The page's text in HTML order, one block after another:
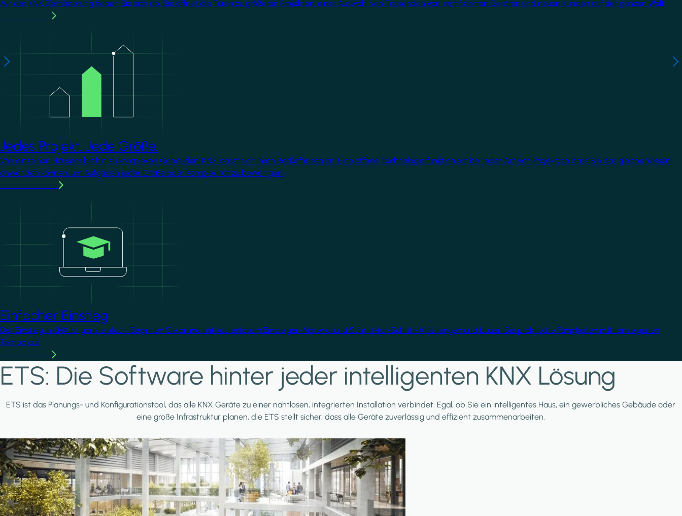
Mit der KNX Zertifizierung heben Sie sich ab. Sie öffnet die Türen zu größeren Projekten, einer Auswahl von Tausenden von zertifizierten Geräten und neuen Kunden auf der ganzen Welt.
Jedes Projekt. Jede Größe.
Von einzelnen Häusern bis hin zu komplexen Gebäuden, KNX passt sich Ihren Bedürfnissen an. Eine offene Technologie funktioniert bei jeder Art von Projekt, so dass Sie das gleiche Wissen
anwenden können, um Aufgaben jeder Größe oder Komplexität zu bewältigen.
Einfacher Einstieg
Der Einstieg in KNX ist ganz einfach. Beginnen Sie online mit kostenlosem Einsteiger-Material und Schritt-für-Schritt-Anleitungen und bauen Sie praktische Fähigkeiten in Ihrem eigenen
Tempo auf.
ETS: Die Software hinter jeder intelligenten KNX Lösung
ETS ist das Planungs- und Konfigurationstool, das alle KNX Geräte zu einer nahtlosen, integrierten Installation verbindet. Egal, ob Sie ein intelligentes Haus, ein gewerbliches Gebäude oder
eine große Infrastruktur planen, die ETS stellt sicher, dass alle Geräte zuverlässig und effizient zusammenarbeiten.